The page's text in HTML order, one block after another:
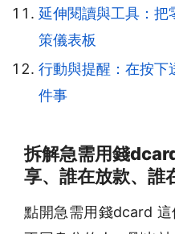
延伸閱讀與工具：把
策儀表板
行動與提醒：在按下
件事
拆解急需用錢
享、誰在放款、誰
點開急需用錢dcard